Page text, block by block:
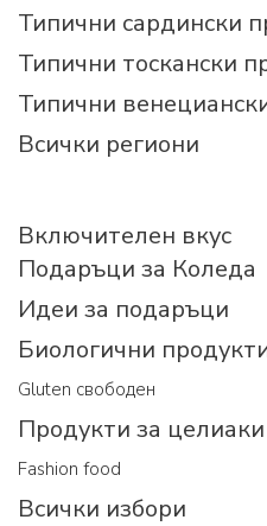
Типични сардински
Типични тоскански
Типични
Всички региони
Включителен вкус
Подаръци за Коледа
Идеи за подаръци
Биологични
Gluten свободен
Продукти за целиаки
Fashion food
Всички избори